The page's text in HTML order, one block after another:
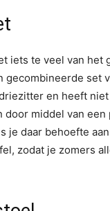
iets te veel van het
gecombineerde set
en heeft
middel van
je daar behoefte
zodat je zomers